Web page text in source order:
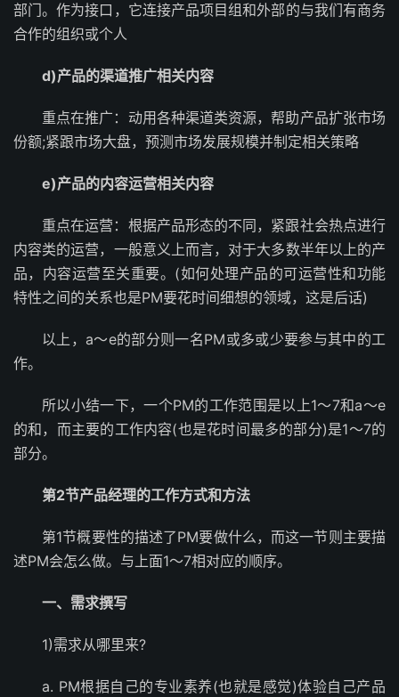
部门。作为接口，它连接产品项目组和外部的与我们有商务
合作的组织或个人
d)产品的渠道推广相关内容
重点在推广：动用各种渠道类资源，帮助产品扩张市场
份额;紧跟市场大盘，预测市场发展规模并制定相关策略
e)产品的内容运营相关内容
重点在运营：根据产品形态的不同，紧跟社会热点进行
内容类的运营，一般意义上而言，对于大多数半年以上的产
品，内容运营至关重要。(如何处理产品的可运营性和功能
特性之间的关系也是PM要花时间细想的领域，这是后话)
以上，a～e的部分则一名PM或多或少要参与其中的工
作。
所以小结一下，一个PM的工作范围是以上1～7和a～e
的和，而主要的工作内容(也是花时间最多的部分)是1～7的
部分。
第2节产品经理的工作方式和方法
第1节概要性的描述了PM要做什么，而这一节则主要描
述PM会怎么做。与上面1～7相对应的顺序。
一、需求撰写
1)需求从哪里来?
a. PM根据自己的专业素养(也就是感觉)体验自己产品